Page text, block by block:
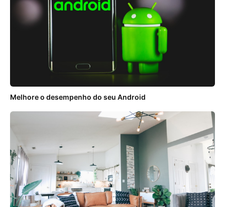
Melhore o desempenho do seu Android